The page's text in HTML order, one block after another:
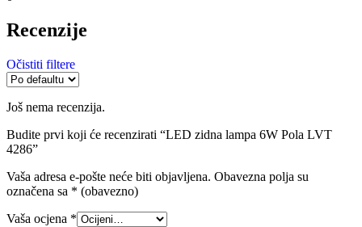
Recenzije
Očistiti filtere
Još nema recenzija.
Budite prvi koji će recenzirati “LED zidna lampa 6W Pola LVT
4286”
Vaša adresa e-pošte neće biti objavljena. Obavezna polja su
označena sa * (obavezno)
Vaša ocjena *